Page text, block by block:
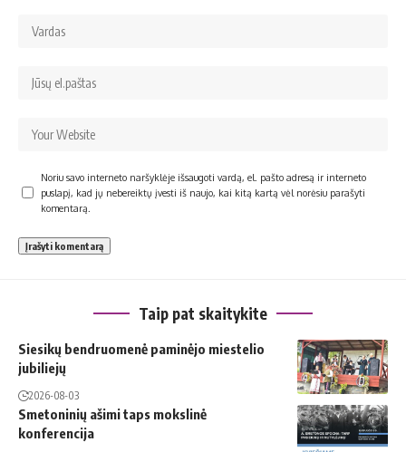
Noriu savo interneto naršyklėje išsaugoti vardą, el. pašto adresą ir interneto
puslapį, kad jų nebereiktų įvesti iš naujo, kai kitą kartą vėl norėsiu parašyti
komentarą.
Taip pat skaitykite
Siesikų bendruomenė paminėjo miestelio
jubiliejų
2026-08-03
Smetoninių ašimi taps mokslinė
konferencija